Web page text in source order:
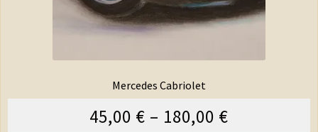
Mercedes Cabriolet
45,00 € – 180,00 €